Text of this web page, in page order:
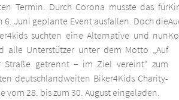
Termin. Durch Corona musste das für
6. Juni geplante Event ausfallen. Doch die
suchten eine Alternative und nun
alle Unterstützer unter dem Motto „Auf
Straße getrennt – im Ziel vereint“ zum
deutschlandweiten Biker4Kids Charity-
vom 28. bis zum 30. August eingeladen.